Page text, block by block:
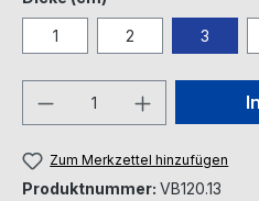
1 2 3
Produkt Anzahl:
Zum Merkzettel hinzufügen
Produktnummer: VB120.13